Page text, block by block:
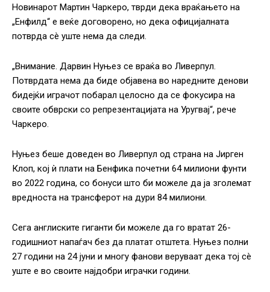
Новинарот Мартин Чаркеро, тврди дека враќањето на
„Енфилд“ е веќе договорено, но дека официјалната
потврда сè уште нема да следи.
„Внимание. Дарвин Нуњез се враќа во Ливерпул.
Потврдата нема да биде објавена во наредните денови
бидејќи играчот побарал целосно да се фокусира на
своите обврски со репрезентацијата на Уругвај“, рече
Чаркеро.
Нуњез беше доведен во Ливерпул од страна на Јирген
Клоп, кој ѝ плати на Бенфика почетни 64 милиони фунти
во 2022 година, со бонуси што би можеле да ја зголемат
вредноста на трансферот на дури 84 милиони.
Сега англиските гиганти би можеле да го вратат 26-
годишниот напаѓач без да платат отштета. Нуњез полни
27 години на 24 јуни и многу фанови веруваат дека тој сè
уште е во своите најдобри играчки години.